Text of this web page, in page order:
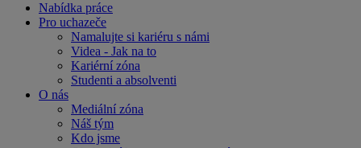
Nabídka práce
Pro uchazeče
Namalujte si kariéru s námi
Videa - Jak na to
Kariérní zóna
Studenti a absolventi
O nás
Mediální zóna
Náš tým
Kdo jsme